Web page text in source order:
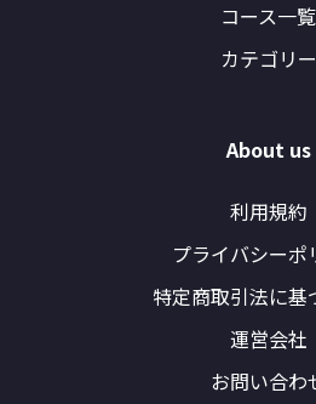
コース一覧
カテゴリー
About us
利用規約
プライバシーポ
特定商取引法に基
運営会社
お問い合わ